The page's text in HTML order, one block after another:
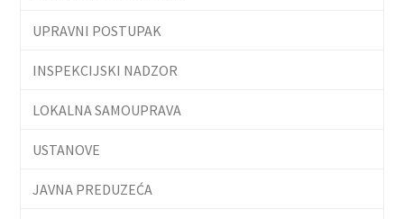
UPRAVNI POSTUPAK
INSPEKCIJSKI NADZOR
LOKALNA SAMOUPRAVA
USTANOVE
JAVNA PREDUZEĆA